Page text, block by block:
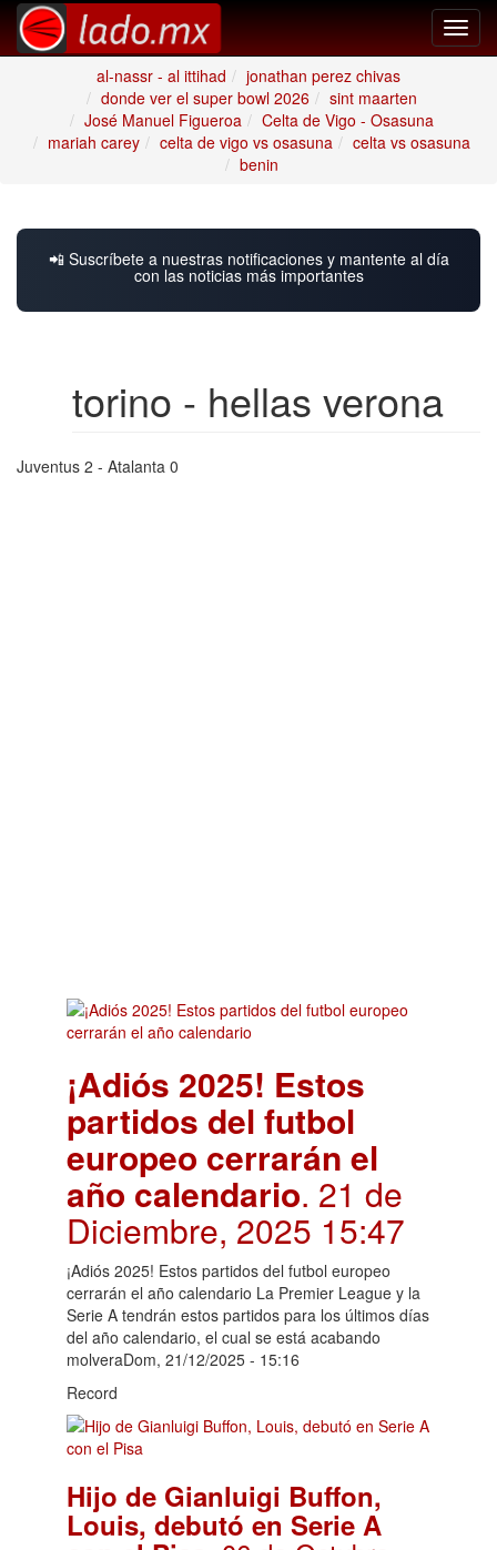
al-nassr - al ittihad
jonathan perez chivas
donde ver el super bowl 2026
sint maarten
José Manuel Figueroa
Celta de Vigo - Osasuna
mariah carey
celta de vigo vs osasuna
celta vs osasuna
benin
📲 Suscríbete a nuestras notificaciones y mantente al día
con las noticias más importantes
torino - hellas verona
Juventus 2 - Atalanta 0
¡Adiós 2025! Estos
partidos del futbol
europeo cerrarán el
año calendario. 21 de
Diciembre, 2025 15:47
¡Adiós 2025! Estos partidos del futbol europeo
cerrarán el año calendario La Premier League y la
Serie A tendrán estos partidos para los últimos días
del año calendario, el cual se está acabando
molveraDom, 21/12/2025 - 15:16
Record
Hijo de Gianluigi Buffon,
Louis, debutó en Serie A